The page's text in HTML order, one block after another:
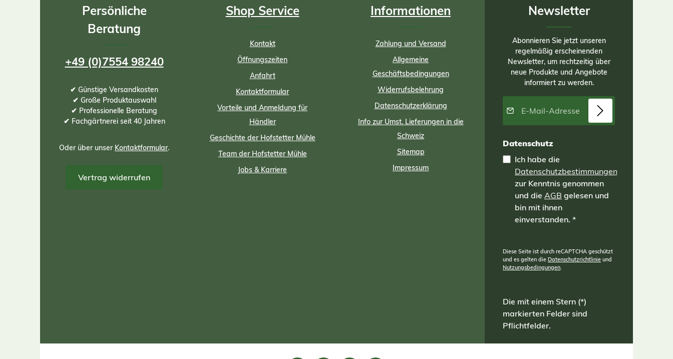
Persönliche
Beratung
+49 (0)7554 98240
✔ Günstige Versandkosten
✔ Große Produktauswahl
✔ Professionelle Beratung
✔ Fachgärtnerei seit 40 Jahren
Oder über unser Kontaktformular.
Vertrag widerrufen
Shop Service
Kontakt
Öffnungszeiten
Anfahrt
Kontaktformular
Vorteile und Anmeldung für
Händler
Geschichte der Hofstetter Mühle
Team der Hofstetter Mühle
Jobs & Karriere
Informationen
Zahlung und Versand
Allgemeine
Geschäftsbedingungen
Widerrufsbelehrung
Datenschutzerklärung
Info zur Umst. Lieferungen in die
Schweiz
Sitemap
Impressum
Newsletter
Abonnieren Sie jetzt unseren
regelmäßig erscheinenden
Newsletter, um rechtzeitig über
neue Produkte und Angebote
informiert zu werden.
E-Mail-Adresse*
Datenschutz
Ich habe die
Datenschutzbestimmungen
zur Kenntnis genommen
und die AGB gelesen und
bin mit ihnen
einverstanden. *
Diese Seite ist durch reCAPTCHA geschützt
und es gelten die Datenschutzrichtlinie und
Nutzungsbedingungen.
Die mit einem Stern (*)
markierten Felder sind
Pflichtfelder.